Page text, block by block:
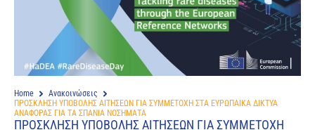
Home
Ανακοινώσεις
ΠΡΟΣΚΛΗΣΗ ΥΠΟΒΟΛΗΣ ΑΙΤΗΣΕΩΝ ΓΙΑ ΣΥΜΜΕΤΟΧΗ ΣΤΑ ΕΥΡΩΠΑΙΚΑ ΔΙΚΤΥΑ
ΑΝΑΦΟΡΑΣ ΓΙΑ ΤΑ ΣΠΑΝΙΑ ΝΟΣΗΜΑΤΑ
ΠΡΟΣΚΛΗΣΗ ΥΠΟΒΟΛΗΣ ΑΙΤΗΣΕΩΝ ΓΙΑ ΣΥΜΜΕΤΟΧΗ